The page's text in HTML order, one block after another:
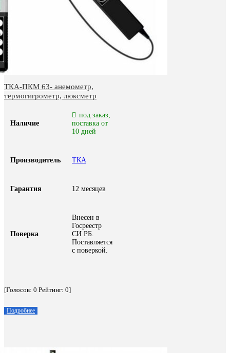
ТКА-ПКМ 63- анемометр,
термогигрометр, люксметр
Наличие
под заказ,
поставка от
10 дней
Производитель ТКА
Гарантия 12 месяцев
Поверка
Внесен в
Госреестр
СИ РБ.
Поставляется
с поверкой.
[Голосов: 0 Рейтинг: 0]
Подробнее